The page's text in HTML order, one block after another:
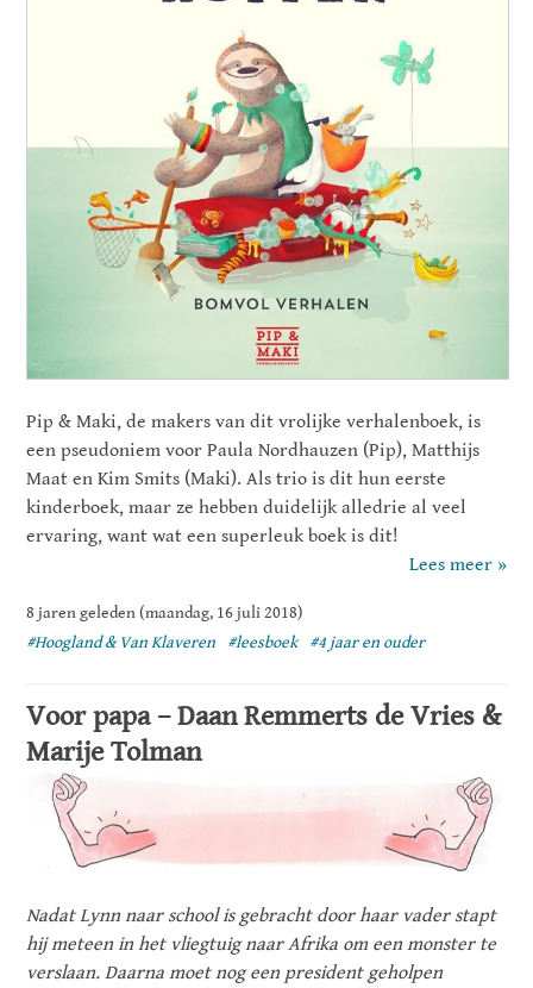
Pip & Maki, de makers van dit vrolijke verhalenboek, is
een pseudoniem voor Paula Nordhauzen (Pip), Matthijs
Maat en Kim Smits (Maki). Als trio is dit hun eerste
kinderboek, maar ze hebben duidelijk alledrie al veel
ervaring, want wat een superleuk boek is dit!
Lees meer »
8 jaren geleden (maandag, 16 juli 2018)
#Hoogland & Van Klaveren
#leesboek #4 jaar en ouder
Voor papa – Daan Remmerts de Vries &
Marije Tolman
Nadat Lynn naar school is gebracht door haar vader stapt
hij meteen in het vliegtuig naar Afrika om een monster te
verslaan. Daarna moet nog een president geholpen